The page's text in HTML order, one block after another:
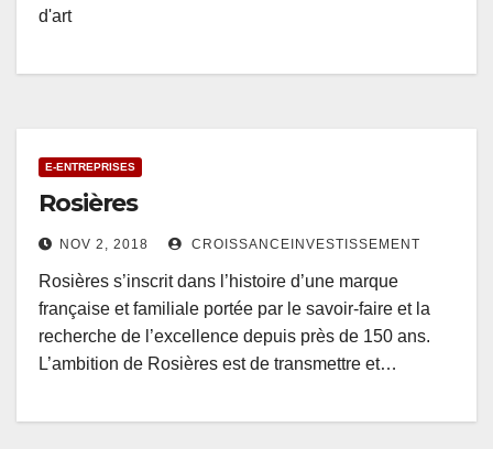
d'art
E-ENTREPRISES
Rosières
NOV 2, 2018 CROISSANCEINVESTISSEMENT
Rosières s’inscrit dans l’histoire d’une marque
française et familiale portée par le savoir-faire et la
recherche de l’excellence depuis près de 150 ans.
L’ambition de Rosières est de transmettre et…